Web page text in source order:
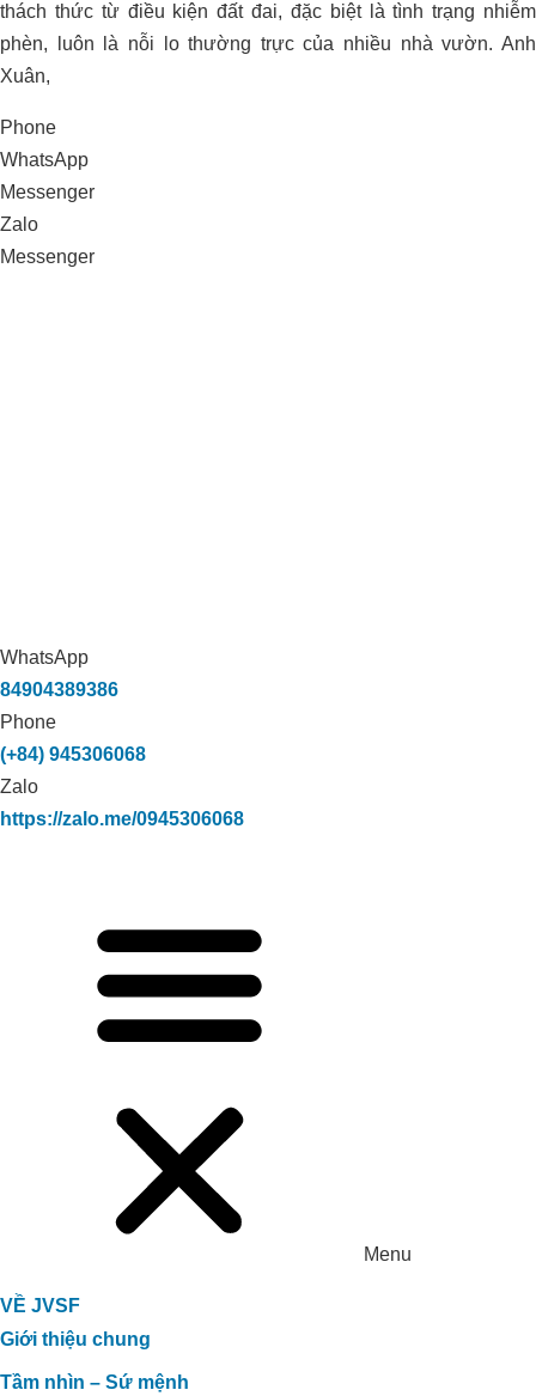
thách thức từ điều kiện đất đai, đặc biệt là tình trạng nhiễm
phèn, luôn là nỗi lo thường trực của nhiều nhà vườn. Anh
Xuân,
Phone
WhatsApp
Messenger
Zalo
Messenger
WhatsApp
84904389386
Phone
(+84) 945306068
Zalo
https://zalo.me/0945306068
Menu
VỀ JVSF
Giới thiệu chung
Tầm nhìn – Sứ mệnh